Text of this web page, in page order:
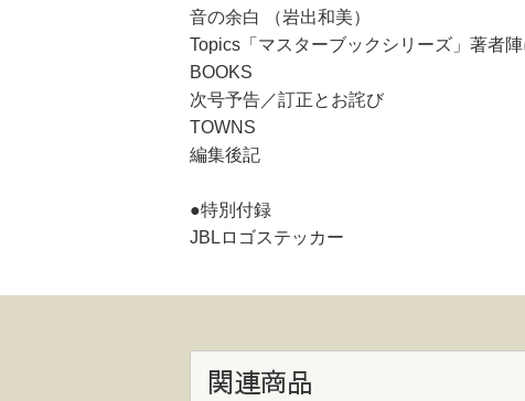
音の余白 （岩出和美）
Topics「マスターブックシリーズ」著者
BOOKS
次号予告／訂正とお詫び
TOWNS
編集後記
●特別付録
JBLロゴステッカー
関連商品